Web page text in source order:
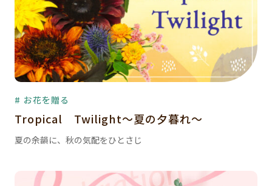
# お花を贈る
Tropical Twilight～夏の夕暮れ～
夏の余韻に、秋の気配をひとさじ